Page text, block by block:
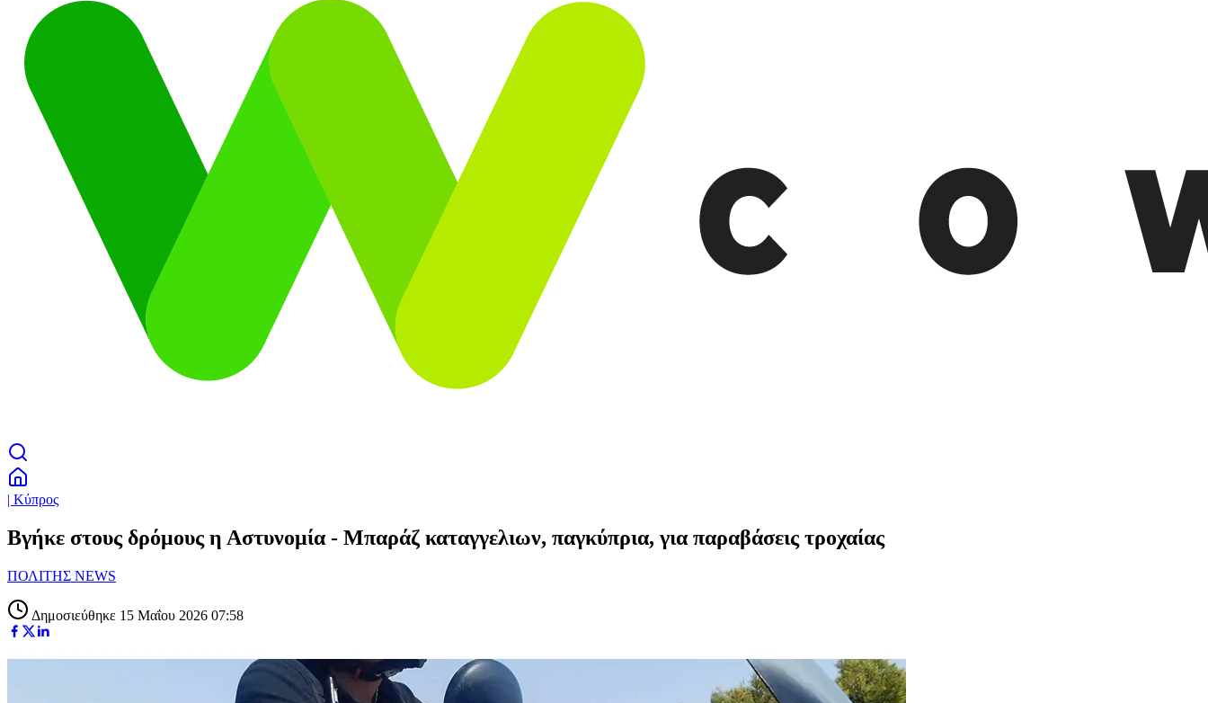
| Κύπρος
Βγήκε στους δρόμους η Αστυνομία - Μπαράζ καταγγελιων, παγκύπρια, για παραβάσεις τροχαίας
ΠΟΛΙΤΗΣ NEWS
Δημοσιεύθηκε 15 Μαΐου 2026 07:58